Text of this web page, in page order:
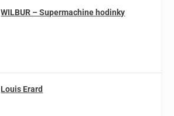
WILBUR – Supermachine hodinky
Louis Erard